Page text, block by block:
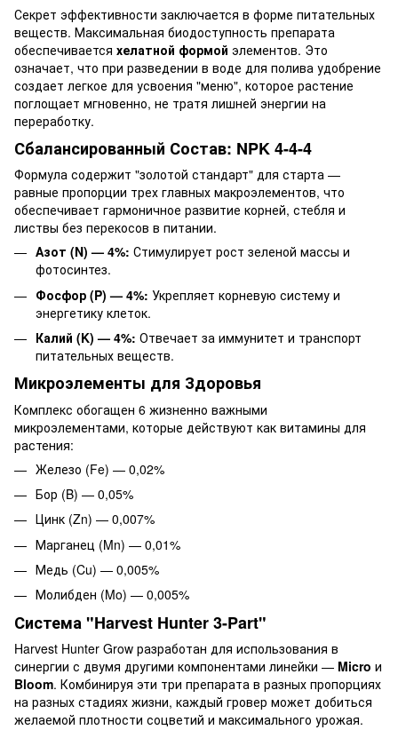
Секрет эффективности заключается в форме питательных
веществ. Максимальная биодоступность препарата
обеспечивается хелатной формой элементов. Это
означает, что при разведении в воде для полива удобрение
создает легкое для усвоения "меню", которое растение
поглощает мгновенно, не тратя лишней энергии на
переработку.
Сбалансированный Состав: NPK 4-4-4
Формула содержит "золотой стандарт" для старта —
равные пропорции трех главных макроэлементов, что
обеспечивает гармоничное развитие корней, стебля и
листвы без перекосов в питании.
Азот (N) — 4%: Стимулирует рост зеленой массы и
фотосинтез.
Фосфор (P) — 4%: Укрепляет корневую систему и
энергетику клеток.
Калий (K) — 4%: Отвечает за иммунитет и транспорт
питательных веществ.
Микроэлементы для Здоровья
Комплекс обогащен 6 жизненно важными
микроэлементами, которые действуют как витамины для
растения:
Железо (Fe) — 0,02%
Бор (B) — 0,05%
Цинк (Zn) — 0,007%
Марганец (Mn) — 0,01%
Медь (Cu) — 0,005%
Молибден (Mo) — 0,005%
Система "Harvest Hunter 3-Part"
Harvest Hunter Grow разработан для использования в
синергии с двумя другими компонентами линейки — Micro и
Bloom. Комбинируя эти три препарата в разных пропорциях
на разных стадиях жизни, каждый гровер может добиться
желаемой плотности соцветий и максимального урожая.